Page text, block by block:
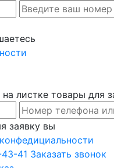
листке товары для
заявку вы
41 Заказать звонок